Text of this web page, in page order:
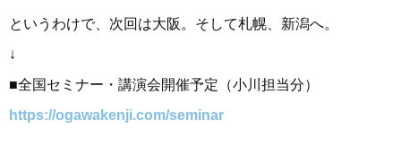
というわけで、次回は大阪。そして札幌、新潟へ。
↓
■全国セミナー・講演会開催予定（小川担当分）
https://ogawakenji.com/seminar